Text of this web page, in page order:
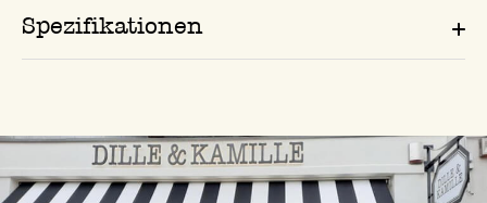
Spezifikationen